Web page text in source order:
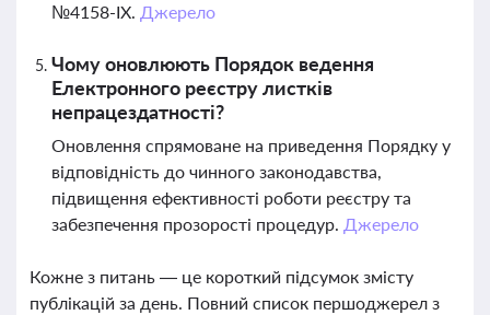
№4158-IX. Джерело
Чому оновлюють Порядок ведення
Електронного реєстру листків
непрацездатності?
Оновлення спрямоване на приведення Порядку у
відповідність до чинного законодавства,
підвищення ефективності роботи реєстру та
забезпечення прозорості процедур. Джерело
Кожне з питань — це короткий підсумок змісту
публікацій за день. Повний список першоджерел з